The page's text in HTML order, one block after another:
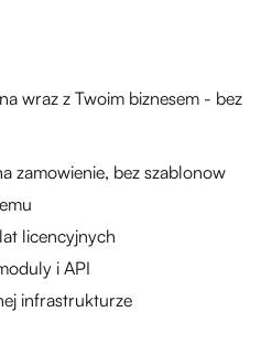
wraz z Twoim biznesem - bez
zamowienie, bez szablonow
licencyjnych
i API
infrastrukturze